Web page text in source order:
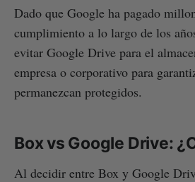
Dado que Google ha pagado
cumplimiento a lo largo de los
evitar Google Drive para el
empresa o corporativo para
permanezcan protegidos.
Box vs Google Drive:
Al decidir entre Box y Google